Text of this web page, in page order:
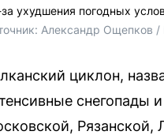
ухудшения погодных
Александр Ощепков /
циклон,
снегопады
Рязанской,